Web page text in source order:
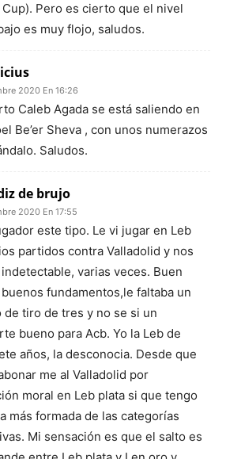
Cup). Pero es cierto que el nivel
es muy flojo, saludos.
2020 En 16:26
Caleb Agada se está saliendo en
Be’er Sheva , con unos numerazos
Saludos.
de brujo
2020 En 17:55
este tipo. Le vi jugar en Leb
partidos contra Valladolid y nos
varias veces. Buen
fundamentos,le faltaba un
de tiro de tres y no se si un
bueno para Acb. Yo la Leb de
años, la desconocia. Desde que
me al Valladolid por
moral en Leb plata si que tengo
más formada de las categorías
Mi sensación es que el salto es